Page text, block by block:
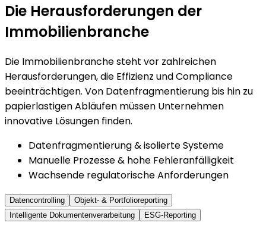
Die Heraus­forderungen der
Immobilien­branche
Die Immobilienbranche steht vor zahlreichen
Herausforderungen, die Effizienz und Compliance
beeinträchtigen. Von Datenfragmentierung bis hin zu
papierlastigen Abläufen müssen Unternehmen
innovative Lösungen finden.
Datenfragmentierung & isolierte Systeme
Manuelle Prozesse & hohe Fehleranfälligkeit
Wachsende regulatorische Anforderungen
Datencontrolling
Objekt- & Portfolioreporting
Intelligente Dokumentenverarbeitung
ESG-Reporting